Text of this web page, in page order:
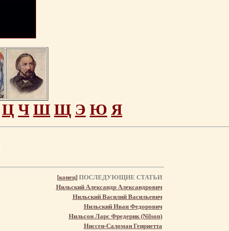
Ц Ч Ш Щ Э Ю Я
[конец]ПОСЛЕДУЮЩИЕ СТАТЬИ
Нильский Александр Александрович
Нильский Василий Васильевич
Нильский Иван Федорович
Нильсон Ларс Фредерик (Nilson)
Ниссен-Саломан Генриетта